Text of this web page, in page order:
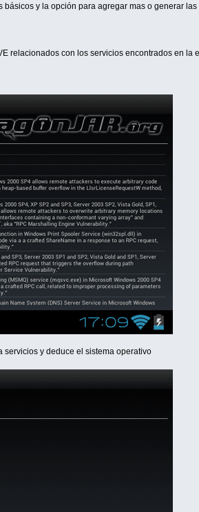
y la opción para agregar mas o generar
relacionados con los servicios encontrados en la
servicios y deduce el sistema operativo